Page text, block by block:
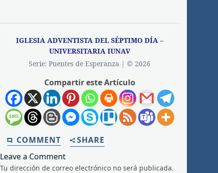
IGLESIA ADVENTISTA DEL SÉPTIMO DÍA –
UNIVERSITARIA IUNAV
Serie: Puentes de Esperanza | © 2026
Compartir este Artículo
COMMENT
SHARE
Leave a Comment
Tu dirección de correo electrónico no será publicada.